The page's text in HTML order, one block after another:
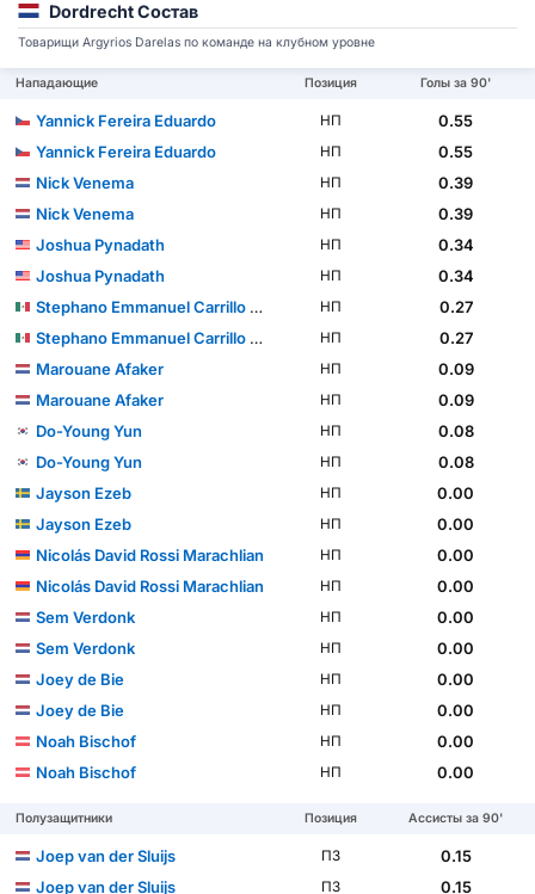
Dordrecht Состав
Товарищи Argyrios Darelas по команде на клубном уровне
Нападающие Позиция Голы за 90'
Yannick Fereira Eduardo НП
0.55
Yannick Fereira Eduardo
НП
0.55
Nick Venema
НП
0.39
Nick Venema
НП
0.39
Joshua Pynadath
НП
0.34
Joshua Pynadath
НП
0.34
Stephano Emmanuel Carrillo Calderón
НП
0.27
Stephano Emmanuel Carrillo Calderón
НП
0.27
Marouane Afaker
НП
0.09
Marouane Afaker
НП
0.09
Do-Young Yun
НП
0.08
Do-Young Yun
НП
0.08
Jayson Ezeb
НП
0.00
Jayson Ezeb
НП
0.00
Nicolás David Rossi Marachlian
НП
0.00
Nicolás David Rossi Marachlian
НП
0.00
Sem Verdonk
НП
0.00
Sem Verdonk
НП
0.00
Joey de Bie
НП
0.00
Joey de Bie
НП
0.00
Noah Bischof
НП
0.00
Noah Bischof
НП 0.00
Полузащитники Позиция Ассисты за 90'
Joep van der Sluijs ПЗ
0.15
Joep van der Sluijs
ПЗ
0.15